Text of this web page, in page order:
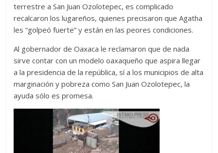
terrestre a San Juan Ozolotepec, es complicado
recalcaron los lugareños, quienes precisaron que Agatha
les “golpeó fuerte” y están en las peores condiciones.
Al gobernador de Oaxaca le reclamaron que de nada
sirve contar con un modelo oaxaqueño que aspira llegar
a la presidencia de la república, sí a los municipios de alta
marginación y pobreza como San Juan Ozolotepec, la
ayuda sólo es promesa.